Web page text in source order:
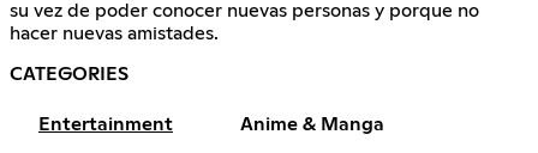
su vez de poder conocer nuevas personas y porque no
hacer nuevas amistades.
CATEGORIES
Entertainment Anime & Manga